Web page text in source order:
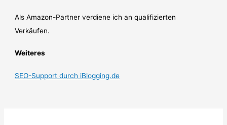
Als Amazon-Partner verdiene ich an qualifizierten
Verkäufen.
Weiteres
SEO-Support durch iBlogging.de